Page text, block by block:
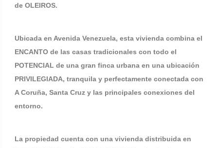
de OLEIROS.
Ubicada en Avenida Venezuela, esta vivienda combina el
ENCANTO de las casas tradicionales con todo el
POTENCIAL de una gran finca urbana en una ubicación
PRIVILEGIADA, tranquila y perfectamente conectada con
A Coruña, Santa Cruz y las principales conexiones del
entorno.
La propiedad cuenta con una vivienda distribuida en